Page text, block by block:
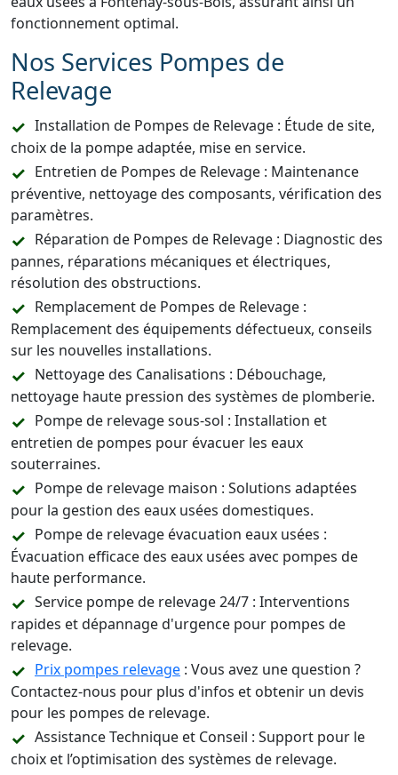
fonctionnement optimal.
Nos Services Pompes de
Relevage
Installation de Pompes de Relevage : Étude de site,
choix de la pompe adaptée, mise en service.
Entretien de Pompes de Relevage : Maintenance
préventive, nettoyage des composants, vérification des
paramètres.
Réparation de Pompes de Relevage : Diagnostic des
pannes, réparations mécaniques et électriques,
résolution des obstructions.
Remplacement de Pompes de Relevage :
Remplacement des équipements défectueux, conseils
sur les nouvelles installations.
Nettoyage des Canalisations : Débouchage,
nettoyage haute pression des systèmes de plomberie.
Pompe de relevage sous-sol : Installation et
entretien de pompes pour évacuer les eaux
souterraines.
Pompe de relevage maison : Solutions adaptées
pour la gestion des eaux usées domestiques.
Pompe de relevage évacuation eaux usées :
Évacuation efficace des eaux usées avec pompes de
haute performance.
Service pompe de relevage 24/7 : Interventions
rapides et dépannage d'urgence pour pompes de
relevage.
Prix pompes relevage : Vous avez une question ?
Contactez-nous pour plus d'infos et obtenir un devis
pour les pompes de relevage.
Assistance Technique et Conseil : Support pour le
choix et l’optimisation des systèmes de relevage.